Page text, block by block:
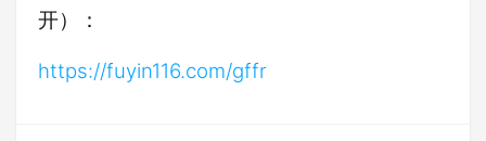
开）：
https://fuyin116.com/gffr